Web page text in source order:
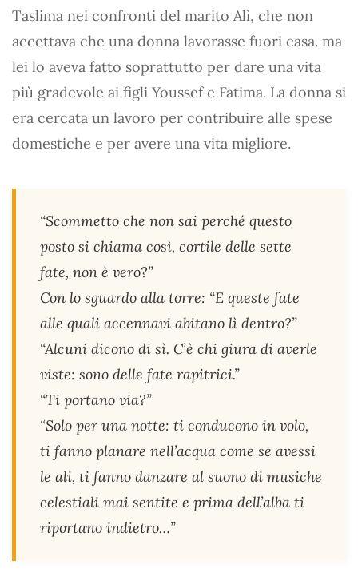
Taslima nei confronti del marito Alì, che non
accettava che una donna lavorasse fuori casa. ma
lei lo aveva fatto soprattutto per dare una vita
più gradevole ai figli Youssef e Fatima. La donna si
era cercata un lavoro per contribuire alle spese
domestiche e per avere una vita migliore.
“Scommetto che non sai perché questo
posto si chiama così, cortile delle sette
fate, non è vero?”
Con lo sguardo alla torre: “E queste fate
alle quali accennavi abitano lì dentro?”
“Alcuni dicono di sì. C’è chi giura di averle
viste: sono delle fate rapitrici.”
“Ti portano via?”
“Solo per una notte: ti conducono in volo,
ti fanno planare nell’acqua come se avessi
le ali, ti fanno danzare al suono di musiche
celestiali mai sentite e prima dell’alba ti
riportano indietro…”